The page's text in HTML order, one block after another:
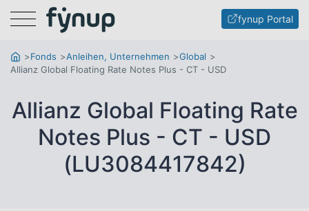
Menu fynup Portal
Fonds Anleihen, Unternehmen
Global
Allianz Global Floating Rate Notes Plus - CT - USD
Allianz Global Floating Rate
Notes Plus - CT - USD
(LU3084417842)